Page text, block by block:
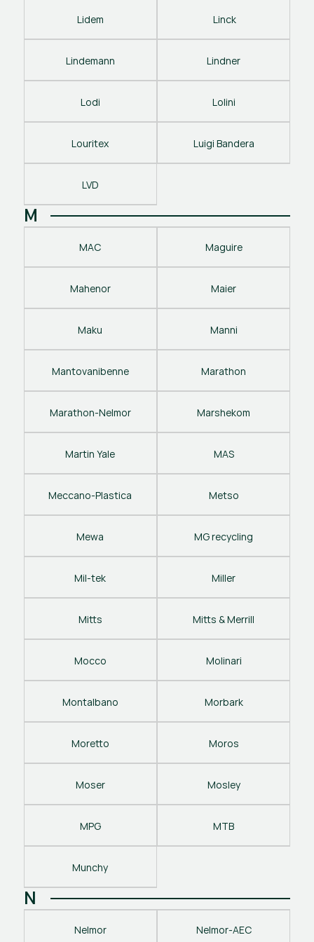
Lidem Linck
Lindemann Lindner
Lodi Lolini
Louritex Luigi Bandera
LVD
M
MAC Maguire
Mahenor Maier
Maku Manni
Mantovanibenne Marathon
Marathon-Nelmor Marshekom
Martin Yale MAS
Meccano-Plastica Metso
Mewa MG recycling
Mil-tek Miller
Mitts Mitts & Merrill
Mocco Molinari
Montalbano Morbark
Moretto Moros
Moser Mosley
MPG MTB
Munchy
N
Nelmor Nelmor-AEC